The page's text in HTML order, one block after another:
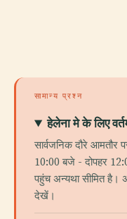
सामान्य प्रश्न
हेलेना मे के लिए
सार्वजनिक दौरे आमतौर
10:00 बजे - दोपहर
पहुंच अन्यथा सीमित है।
देखें।